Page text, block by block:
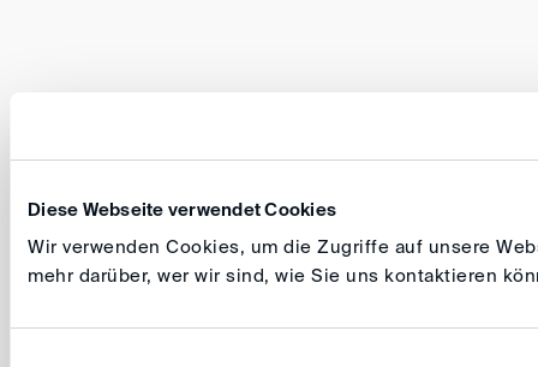
Diese Webseite verwendet Cookies
Wir verwenden Cookies, um die Zugriffe auf unsere
mehr darüber, wer wir sind, wie Sie uns kontaktieren